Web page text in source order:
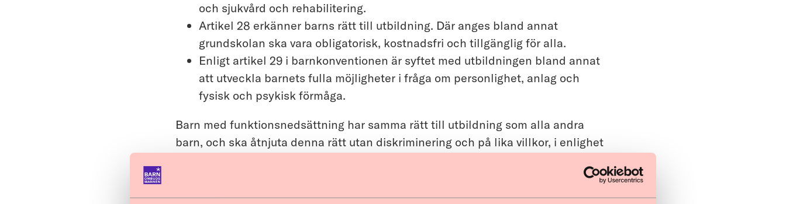
och sjukvård och rehabilitering.
Artikel 28 erkänner barns rätt till utbildning. Där anges bland annat
grundskolan ska vara obligatorisk, kostnadsfri och tillgänglig för alla.
Enligt artikel 29 i barnkonventionen är syftet med utbildningen bland annat
att utveckla barnets fulla möjligheter i fråga om personlighet, anlag och
fysisk och psykisk förmåga.
Barn med funktionsnedsättning har samma rätt till utbildning som alla andra
barn, och ska åtnjuta denna rätt utan diskriminering och på lika villkor, i enlighet
Barnrättskommittén har framhållit att alla skolor bör vara fria från